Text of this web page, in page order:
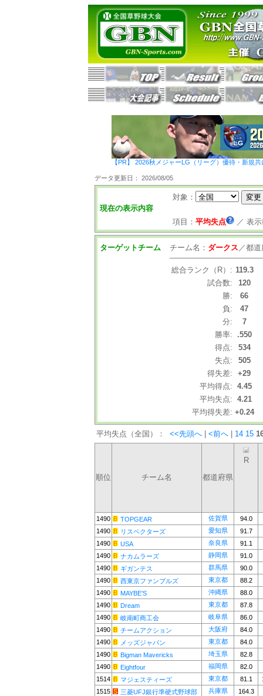
【PR】 2026秋メジャーLG（リーグ）優待・新規
データ更新日： 2026/08/05
現在の表示内容
対象：
項目： 平均失点 ／ 表
ターゲットチーム チーム名： ダークス ／都道
総合ランク（R）: 119.3
試合数:
120
勝:
66
負:
47
分:
7
勝率:
.550
得点:
534
失点:
505
得失差:
+29
平均得点: 4.45
平均失点: 4.21
平均得失差: +0.24
平均失点（全国）： <<先頭へ <前へ 14 15
順位 チーム名 都道府県
R
1490 TOPGEAR 佐賀県
94.0
1490
リスペクターズ 愛知県
91.7
1490
USA 奈良県
91.1
1490
ナカムラーズ 静岡県
91.0
1490
ギガンテス 群馬県
90.0
1490
西東京ファンブルズ 東京都
88.2
1490
MAYBE'S 沖縄県
88.0
1490
Dream 東京都
87.8
1490
岐南町商工会 岐阜県
86.0
1490
チームアクション 大阪府
84.0
1490
メッズジャパン 東京都
84.0
1490
Bigman Mavericks 埼玉県
82.8
1490
Eightfour 福岡県
82.0
1514
マジェスティーズ 東京都 81.1
1515
三菱UFJ銀行準硬式野球部 兵庫県
164.3